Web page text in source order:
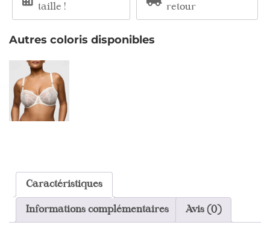
taille !
retour
Autres coloris disponibles
Caractéristiques
Informations complémentaires Avis (0)